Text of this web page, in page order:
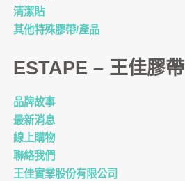
清潔貼
其他特殊膠帶/產品
ESTAPE – 王佳膠帶
品牌故事
最新消息
線上購物
聯絡我們
王佳實業股份有限公司